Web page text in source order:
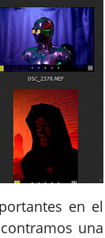
en el
una